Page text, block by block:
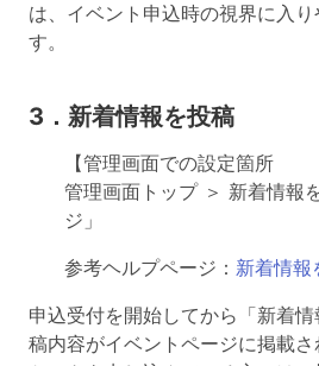
は、イベント申込時の視界に入
す。
3．新着情報を投稿
【管理画面での設定箇所
管理画面トップ ＞ 新着情報
ジ」
参考ヘルプページ： 新着情報
申込受付を開始してから「新着
稿内容がイベントページに掲載